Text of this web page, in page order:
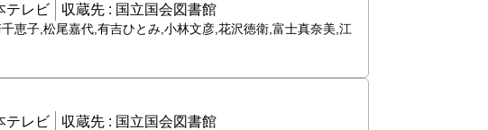
テレビ 収蔵先 : 国立国会図書館
恵子,松尾嘉代,有吉ひとみ,小林文彦,花沢徳衛,富士真奈美,江
テレビ 収蔵先 : 国立国会図書館